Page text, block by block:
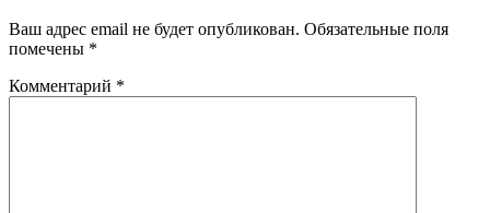
Ваш адрес email не будет опубликован. Обязательные поля
помечены *
Комментарий *